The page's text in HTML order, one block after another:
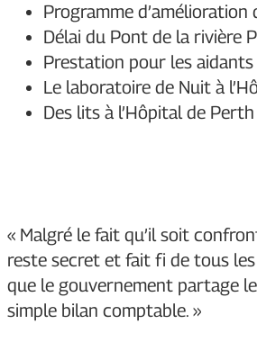
Programme
Délai du Pont de la rivière
Prestation pour les
Le laboratoire de Nuit à
Des lits à l’Hôpital de Perth
« Malgré le fait qu’il soit
reste secret et fait fi de tous les
que le gouvernement partage
simple bilan comptable. »